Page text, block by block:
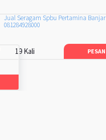
Jual Seragam Spbu Pertamina Banjar
081284928000
19 Kali PESAN